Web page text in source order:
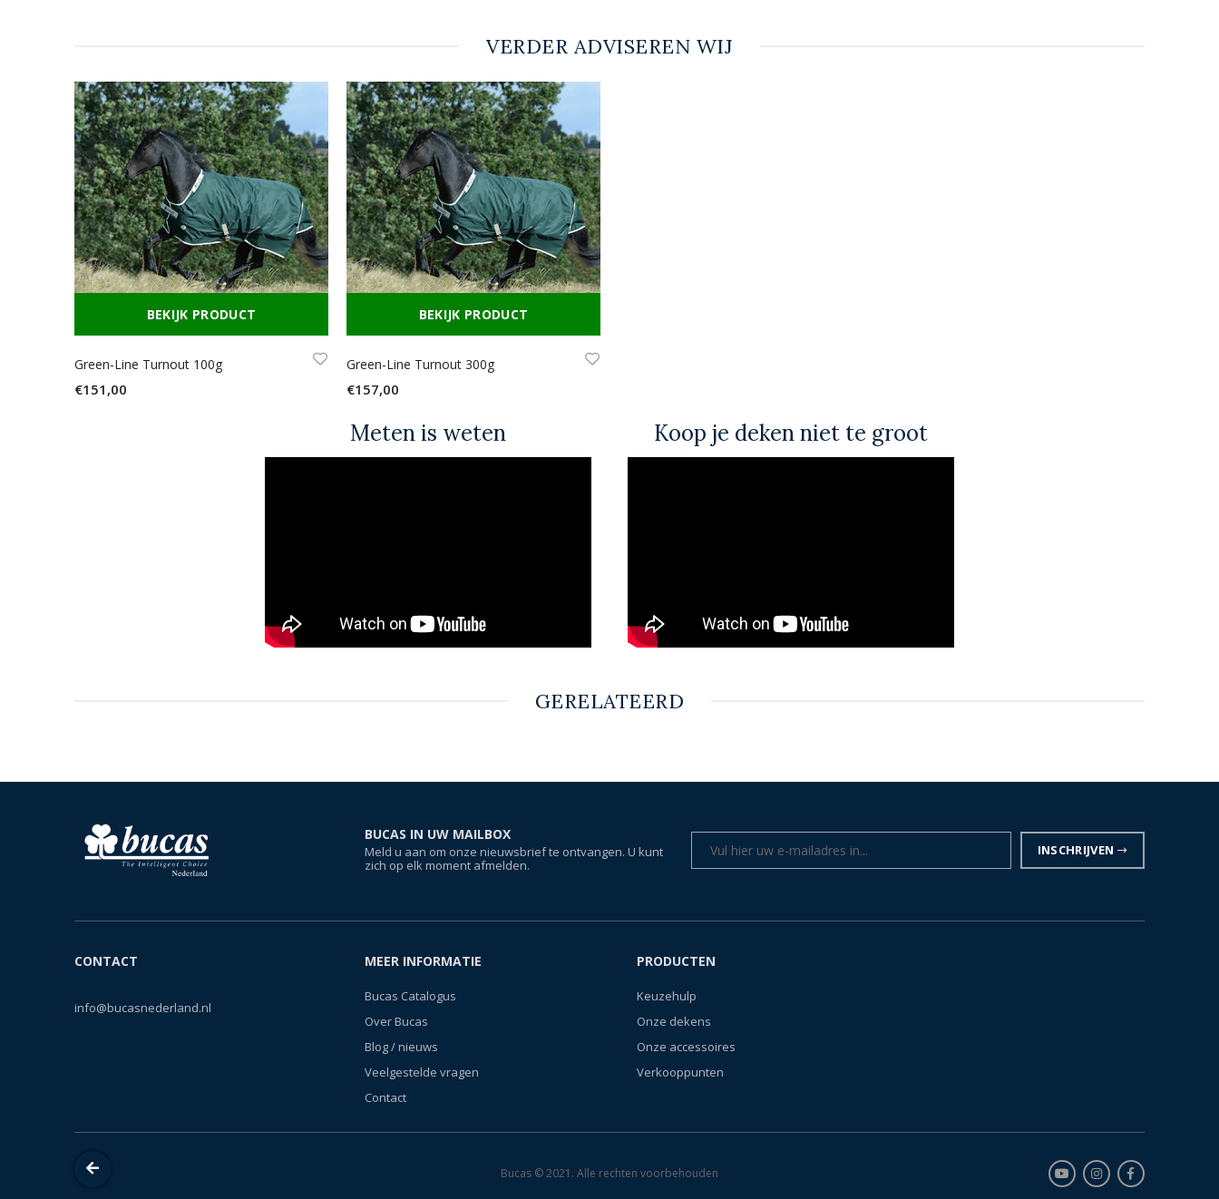
VERDER ADVISEREN WIJ
BEKIJK PRODUCT
Green-Line Turnout 100g
€151,00
BEKIJK PRODUCT
Green-Line Turnout 300g
€157,00
Meten is weten Koop je deken niet te groot
GERELATEERD
BUCAS IN UW MAILBOX
Meld u aan om onze nieuwsbrief te ontvangen. U kunt
zich op elk moment afmelden.
INSCHRIJVEN
CONTACT
info@bucasnederland.nl
MEER INFORMATIE
Bucas Catalogus
Over Bucas
Blog / nieuws
Veelgestelde vragen
Contact
PRODUCTEN
Keuzehulp
Onze dekens
Onze accessoires
Verkooppunten
Bucas © 2021. Alle rechten voorbehouden